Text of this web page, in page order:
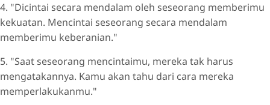
4. "Dicintai secara mendalam oleh seseorang memberimu
kekuatan. Mencintai seseorang secara mendalam
memberimu keberanian."
5. "Saat seseorang mencintaimu, mereka tak harus
mengatakannya. Kamu akan tahu dari cara mereka
memperlakukanmu."